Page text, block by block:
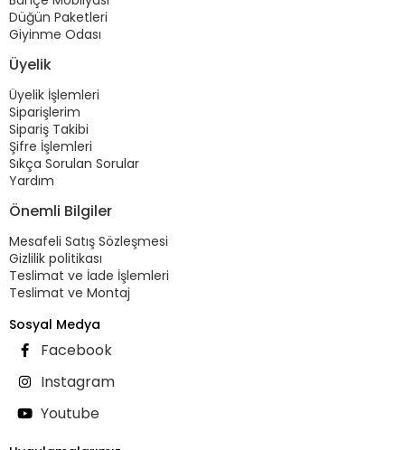
Düğün Paketleri
Giyinme Odası
Üyelik
Üyelik İşlemleri
Siparişlerim
Sipariş Takibi
Şifre İşlemleri
Sıkça Sorulan Sorular
Yardım
Önemli Bilgiler
Mesafeli Satış Sözleşmesi
Gizlilik politikası
Teslimat ve İade İşlemleri
Teslimat ve Montaj
Sosyal Medya
Facebook
Instagram
Youtube